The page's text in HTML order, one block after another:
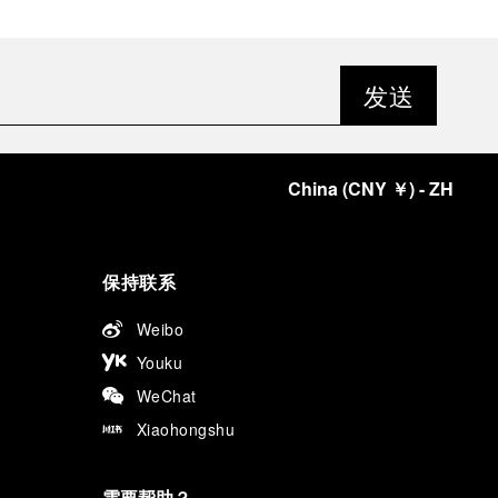
发送
China(CNY ￥)- ZH
保持联系
Weibo
Youku
WeChat
Xiaohongshu